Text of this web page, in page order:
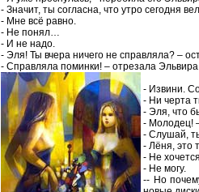
- Значит, ты согласна, что утро сегодня
- Мне всё равно.
- Не понял…
- И не надо.
- Эля! Ты вчера ничего не справляла? –
- Справляла поминки! – отрезала
- Извини.
- Ни черта
- Эля, что
- Молодец!
- Слушай,
- Лёня, это
- Не
- Не могу.
-- Но